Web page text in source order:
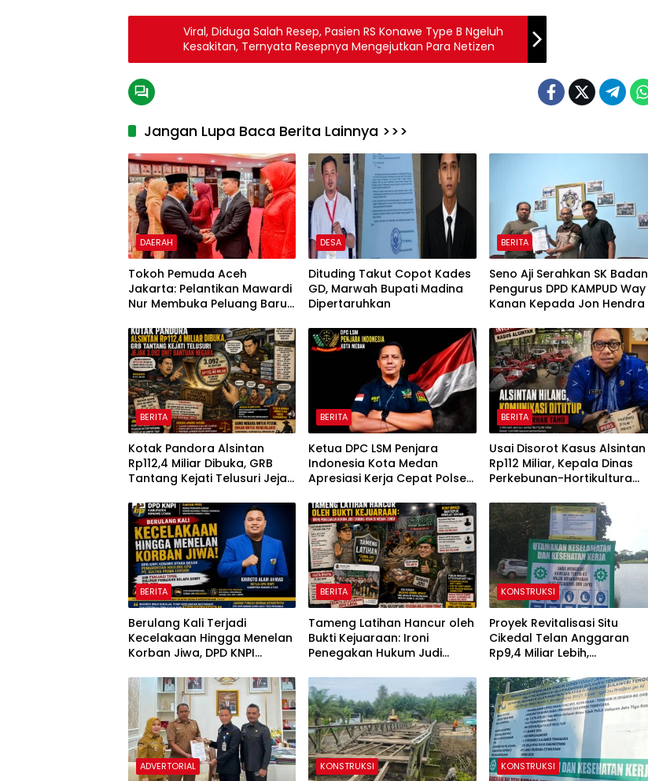
Viral, Diduga Salah Resep, Pasien RS Konawe Type B Ngeluh
Kesakitan, Ternyata Resepnya Mengejutkan Para Netizen
Jangan Lupa Baca Berita Lainnya >>>
DAERAH
Tokoh Pemuda Aceh
Jakarta: Pelantikan Mawardi
Nur Membuka Peluang Baru
DESA
Dituding Takut Copot Kades
GD, Marwah Bupati Madina
Dipertaruhkan
BERITA
Seno Aji Serahkan SK Badan
Pengurus DPD KAMPUD Way
Kanan Kepada Jon Hendra
BERITA
Kotak Pandora Alsintan
Rp112,4 Miliar Dibuka, GRB
Tantang Kejati Telusuri Jejak
BERITA
Ketua DPC LSM Penjara
Indonesia Kota Medan
Apresiasi Kerja Cepat Polsek
Kasus Dugaan Pemerasan
BERITA
Usai Disorot Kasus Alsintan
Rp112 Miliar, Kepala Dinas
Perkebunan-Hortikultura
Komunikasi dengan Media
BERITA
Berulang Kali Terjadi
Kecelakaan Hingga Menelan
Korban Jiwa, DPD KNPI
Penghentian Aktivitas
Hauling dan Evaluasi Total
Perizinan PT Sultra Prima
Lestari
BERITA
Tameng Latihan Hancur oleh
Bukti Kejuaraan: Ironi
Penegakan Hukum Judi
Johor
KONSTRUKSI
‎Proyek Revitalisasi Situ
Cikedal Telan Anggaran
Rp9,4 Miliar Lebih,
Bersama Seluruh Pihak
ADVERTORIAL KONSTRUKSI KONSTRUKSI